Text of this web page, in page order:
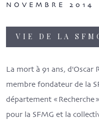
NOVEMBRE 2014
VIE DE LA
La mort à 91 ans, d'Oscar
membre fondateur de la
département «
pour la SFMG et la